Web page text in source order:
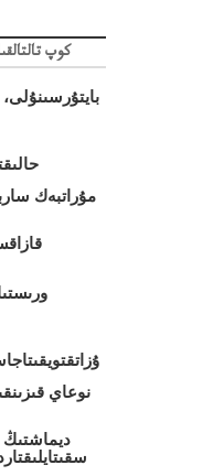
كوپ
مۇراتبەك
نوعاي
ديماشتىڭ